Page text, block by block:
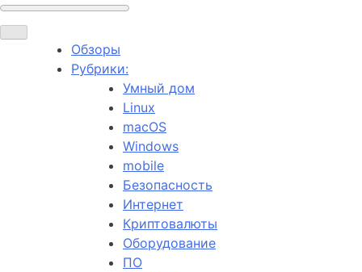
Обзоры
Рубрики:
Умный дом
Linux
macOS
Windows
mobile
Безопасность
Интернет
Криптовалюты
Оборудование
ПО